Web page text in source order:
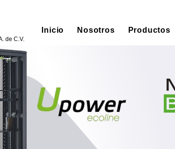
de C.V.
Inicio Nosotros Productos